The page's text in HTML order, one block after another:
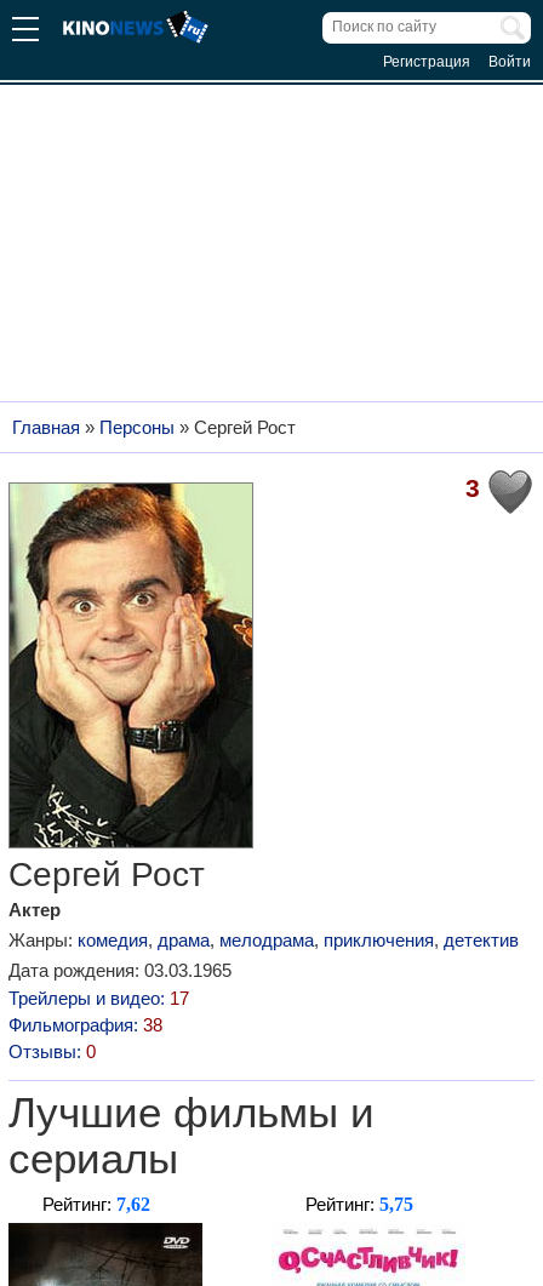
Регистрация Войти
Главная » Персоны » Сергей Рост
3
Сергей Рост
Актер
Жанры: комедия, драма, мелодрама, приключения, детектив
Дата рождения: 03.03.1965
Трейлеры и видео: 17
Фильмография: 38
Отзывы: 0
Лучшие фильмы и
сериалы
Рейтинг: 7,62 Рейтинг: 5,75